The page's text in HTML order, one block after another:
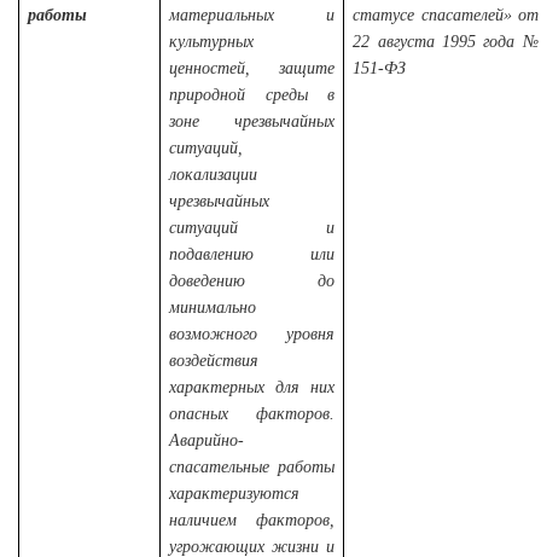
работы
материальных и
культурных
ценностей, защите
природной среды в
зоне чрезвычайных
ситуаций,
локализации
чрезвычайных
ситуаций и
подавлению или
доведению до
минимально
возможного уровня
воздействия
характерных для них
опасных факторов.
Аварийно-
спасательные работы
характеризуются
наличием факторов,
угрожающих жизни и
статусе спасателей» от
22 августа 1995 года №
151-ФЗ